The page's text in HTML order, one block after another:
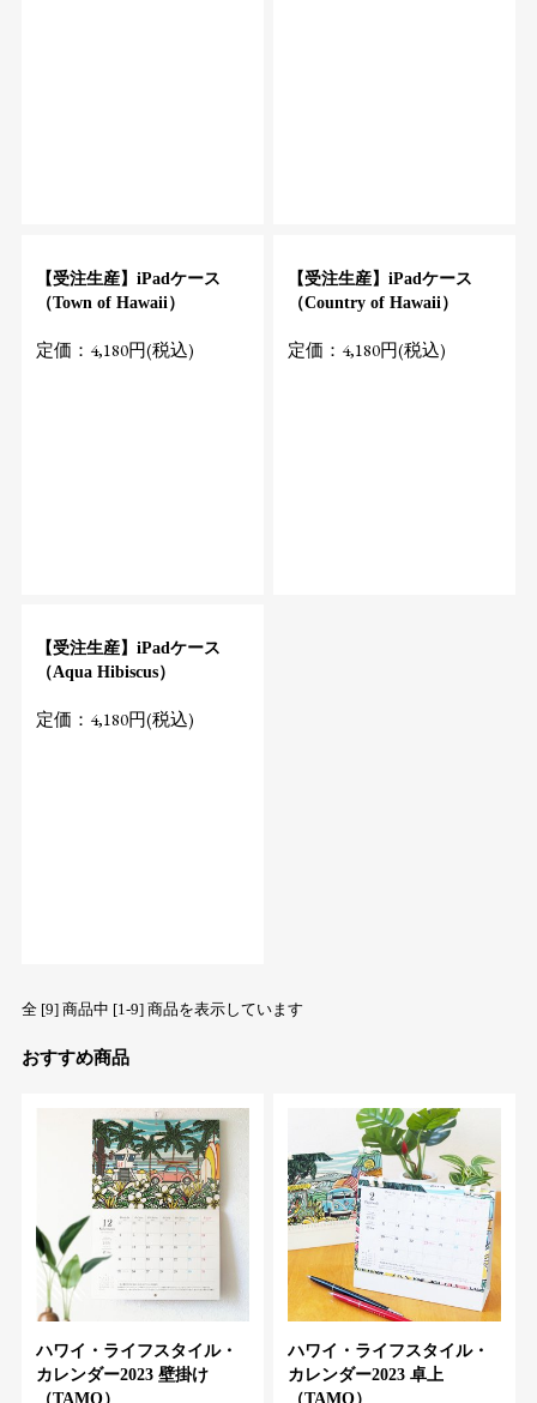
【受注生産】iPadケース
（Town of Hawaii）
定価：4,180円(税込)
【受注生産】iPadケース
（Country of Hawaii）
定価：4,180円(税込)
【受注生産】iPadケース
（Aqua Hibiscus）
定価：4,180円(税込)
全 [9] 商品中 [1-9] 商品を表示しています
おすすめ商品
ハワイ・ライフスタイル・
カレンダー2023 壁掛け
（TAMO）
ハワイ・ライフスタイル・
カレンダー2023 卓上
（TAMO）